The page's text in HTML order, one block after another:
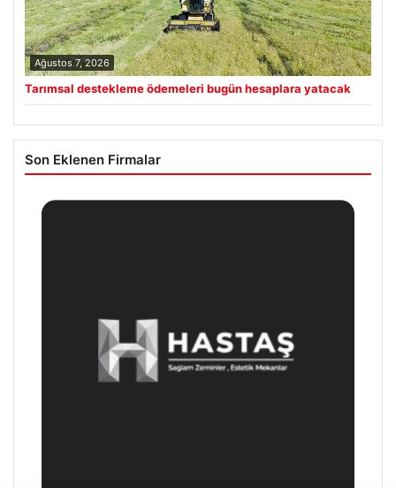
Ağustos 7, 2026
Tarımsal destekleme ödemeleri bugün hesaplara yatacak
Son Eklenen Firmalar